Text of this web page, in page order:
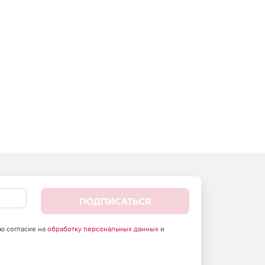
ПОДПИСАТЬСЯ
согласие на обработку персональных данныхи